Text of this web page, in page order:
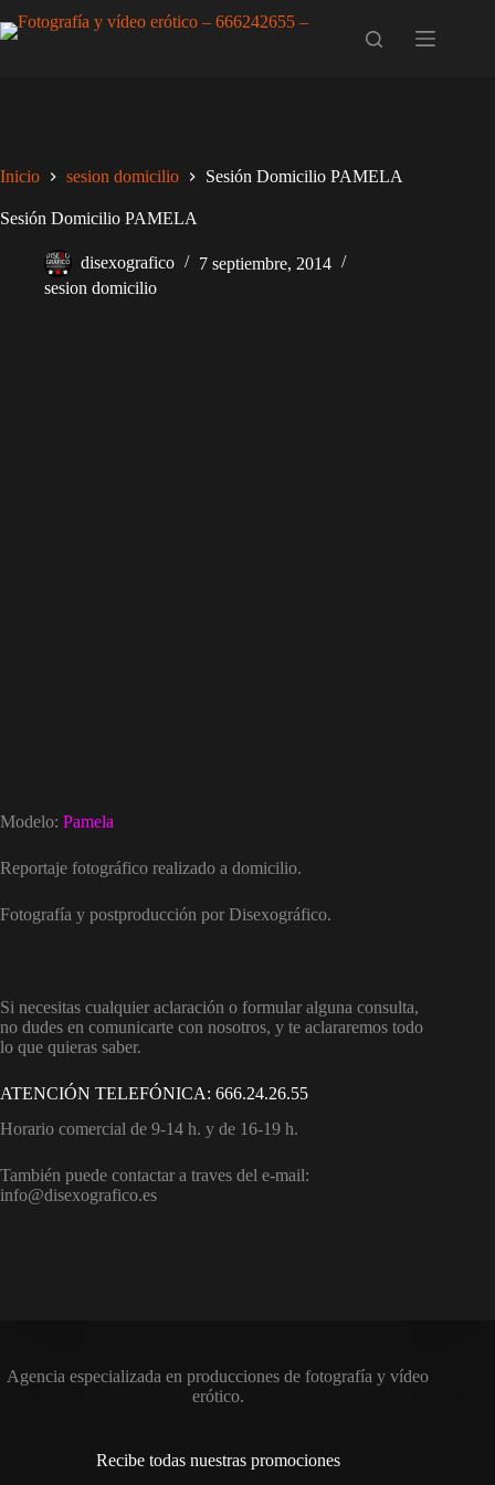
al
Inicio sesion domicilio Sesión Domicilio PAMELA
Sesión Domicilio PAMELA
disexografico
7 septiembre, 2014
sesion domicilio
Modelo: Pamela
Reportaje fotográfico realizado a domicilio.
Fotografía y postproducción por Disexográfico.
Si necesitas cualquier aclaración o formular alguna consulta,
no dudes en comunicarte con nosotros, y te aclararemos todo
lo que quieras saber.
ATENCIÓN TELEFÓNICA: 666.24.26.55
Horario comercial de 9-14 h. y de 16-19 h.
También puede contactar a traves del e-mail:
info@disexografico.es
Agencia especializada en producciones de fotografía y vídeo
erótico.
Recibe todas nuestras promociones